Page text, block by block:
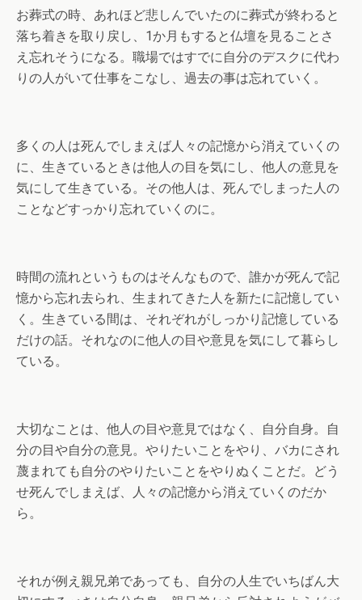
お葬式の時、あれほど悲しんでいたのに葬式が終わると
落ち着きを取り戻し、1か月もすると仏壇を見ることさ
え忘れそうになる。職場ではすでに自分のデスクに代わ
りの人がいて仕事をこなし、過去の事は忘れていく。
多くの人は死んでしまえば人々の記憶から消えていくの
に、生きているときは他人の目を気にし、他人の意見を
気にして生きている。その他人は、死んでしまった人の
ことなどすっかり忘れていくのに。
時間の流れというものはそんなもので、誰かが死んで記
憶から忘れ去られ、生まれてきた人を新たに記憶してい
く。生きている間は、それぞれがしっかり記憶している
だけの話。それなのに他人の目や意見を気にして暮らし
ている。
大切なことは、他人の目や意見ではなく、自分自身。自
分の目や自分の意見。やりたいことをやり、バカにされ
蔑まれても自分のやりたいことをやりぬくことだ。どう
せ死んでしまえば、人々の記憶から消えていくのだか
ら。
それが例え親兄弟であっても、自分の人生でいちばん大